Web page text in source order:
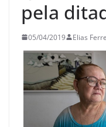
pela
05/04/2019 Elias